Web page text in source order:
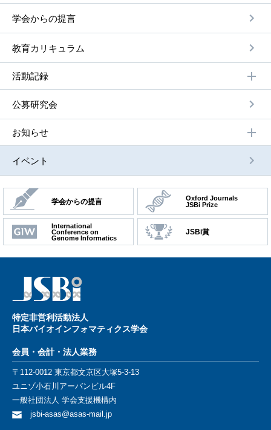
学会からの提⾔
教育カリキュラム
活動記録
公募研究会
お知らせ
イベント
学会からの提言
Oxford Journals
JSBi Prize
International
Conference on
Genome Informatics
JSBi賞
特定⾮営利活動法⼈
⽇本バイオインフォマティクス学会
会員・会計・法⼈業務
〒112-0012 東京都⽂京区⼤塚5-3-13
ユニゾ⼩⽯川アーバンビル4F
⼀般社団法⼈ 学会⽀援機構内
jsbi-asas@asas-mail.jp